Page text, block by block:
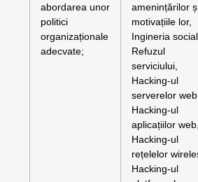
abordarea unor
politici
organizaționale
adecvate;
amenințărilor
motivațiile lor,
Ingineria
Refuzul
serviciului,
Hacking-ul
serverelor
Hacking-ul
aplicațiilor
Hacking-ul
rețelelor
Hacking-ul